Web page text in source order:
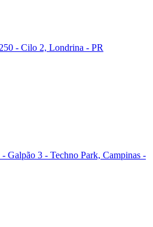
- Cilo 2, Londrina - PR
Galpão 3 - Techno Park, Campinas -